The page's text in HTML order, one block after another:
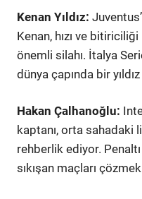
Kenan Yıldız:
Kenan, hızı ve
önemli silahı. İtalya
dünya çapında bir
Hakan Çalhanoğlu:
kaptanı, orta sahadaki
rehberlik ediyor.
sıkışan maçları